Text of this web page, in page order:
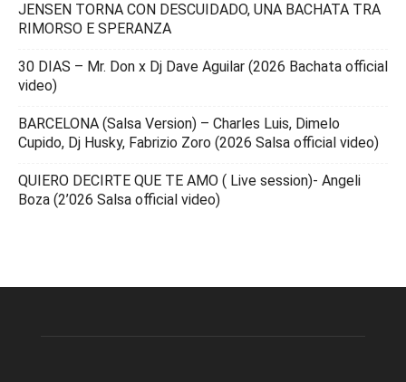
JENSEN TORNA CON DESCUIDADO, UNA BACHATA TRA
RIMORSO E SPERANZA
30 DIAS – Mr. Don x Dj Dave Aguilar (2026 Bachata official
video)
BARCELONA (Salsa Version) – Charles Luis, Dimelo
Cupido, Dj Husky, Fabrizio Zoro (2026 Salsa official video)
QUIERO DECIRTE QUE TE AMO ( Live session)- Angeli
Boza (2’026 Salsa official video)